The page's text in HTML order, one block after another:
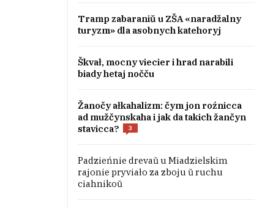
Tramp zabaraniŭ u ZŠA «naradžalny
turyzm» dla asobnych katehoryj
Škvał, mocny viecier i hrad narabili
biady hetaj nočču
Žanočy ałkahalizm: čym jon roźnicca
ad mužčynskaha i jak da takich žančyn
stavicca?
3
Padzieńnie drevaŭ u Miadzielskim
rajonie pryviało za zboju ŭ ruchu
ciahnikoŭ